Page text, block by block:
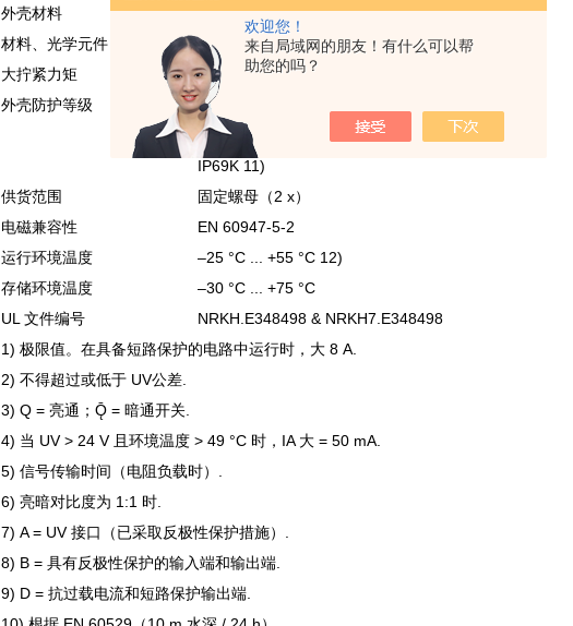
欢迎您！
来自局域网的朋友！有什么可以帮
助您的吗？
外壳材料
不锈钢, V4A (1.4404，316L) 不锈钢
材料、光学元件
塑料, PMMA
大拧紧力矩
90 Nm
外壳防护等级
IP67
IP68 10)
IP69K 11)
供货范围
固定螺母（2 x）
电磁兼容性
EN 60947-5-2
运行环境温度
–25 °C ... +55 °C 12)
存储环境温度
–30 °C ... +75 °C
UL 文件编号
NRKH.E348498 & NRKH7.E348498
1) 极限值。在具备短路保护的电路中运行时，大 8 A.
2) 不得超过或低于 UV公差.
3) Q = 亮通；Ǭ = 暗通开关.
4) 当 UV > 24 V 且环境温度 > 49 °C 时，IA 大 = 50 mA.
5) 信号传输时间（电阻负载时）.
6) 亮暗对比度为 1:1 时.
7) A = UV 接口（已采取反极性保护措施）.
8) B = 具有反极性保护的输入端和输出端.
9) D = 抗过载电流和短路保护输出端.